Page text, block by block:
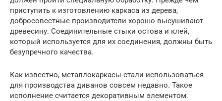
приступить к изготовлению каркаса из дерева,
добросовестные производители хорошо высушивают
древесину. Соединительные стыки остова и клей,
который используется для их соединения, должны быть
безупречного качества.
Как известно, металлокаркасы стали использоваться
для производства диванов совсем недавно. Такое
исполнение считается декоративным элементом.